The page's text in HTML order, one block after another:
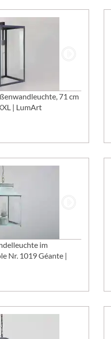
71 cm
| LumArt
im
Nr. 1019 Géante |